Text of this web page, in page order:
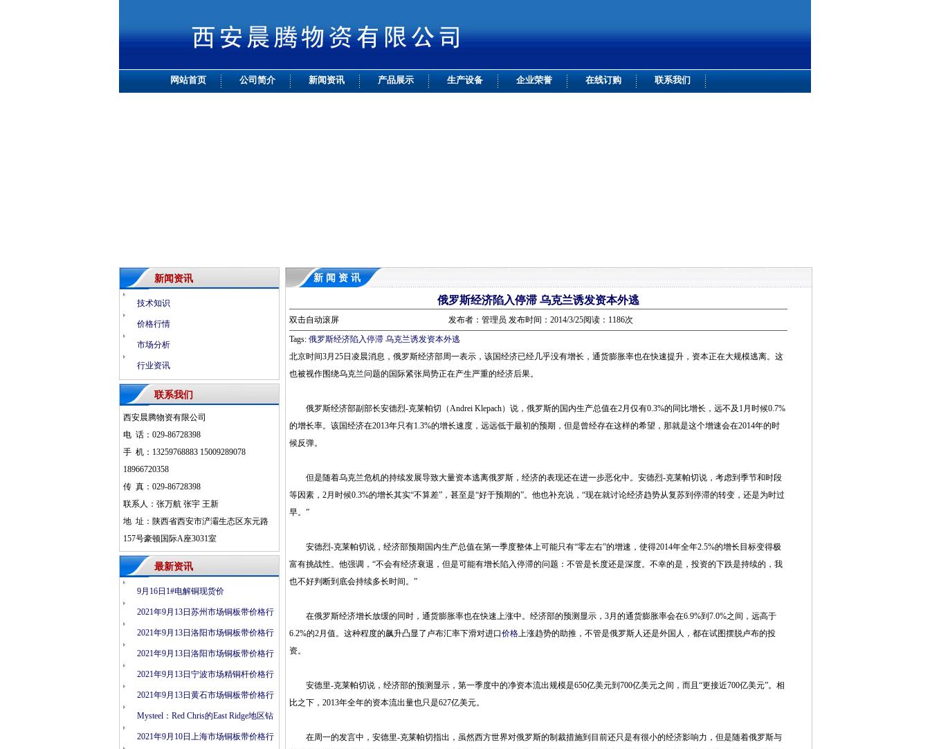
网站首页 公司简介 新闻资讯 产品展示 生产设备 企业荣誉 在线订购 联系我们
新闻资讯
技术知识
价格行情
市场分析
行业资讯
联系我们
西安晨腾物资有限公司
电 话：029-86728398
手 机：13259768883 15009289078
18966720358
传 真：029-86728398
联系人：张万航 张宇 王新
地 址：陕西省西安市浐灞生态区东元路
157号豪顿国际A座3031室
最新资讯
9月16日1#电解铜现货价
2021年9月13日苏州市场铜板带价格行
情
2021年9月13日洛阳市场铜板带价格行
情
2021年9月13日洛阳市场铜板带价格行
情
2021年9月13日宁波市场精铜杆价格行
情
2021年9月13日黄石市场铜板带价格行
情
Mysteel：Red Chris的East Ridge地区钻
探结果表明矿化连续性
2021年9月10日上海市场铜板带价格行
新 闻 资 讯
俄罗斯经济陷入停滞 乌克兰诱发资本外逃
双击自动滚屏
发布者：管理员 发布时间：2014/3/25阅读：1186次
Tags: 俄罗斯经济陷入停滞 乌克兰诱发资本外逃
北京时间3月25日凌晨消息，俄罗斯经济部周一表示，该国经济已经几乎没有增长，通货膨胀率也在快速提升，资本正在大规模逃离。这
也被视作围绕乌克兰问题的国际紧张局势正在产生严重的经济后果。
俄罗斯经济部副部长安德烈-克莱帕切（Andrei Klepach）说，俄罗斯的国内生产总值在2月仅有0.3%的同比增长，远不及1月时候0.7%
的增长率。该国经济在2013年只有1.3%的增长速度，远远低于最初的预期，但是曾经存在这样的希望，那就是这个增速会在2014年的时
候反弹。
但是随着乌克兰危机的持续发展导致大量资本逃离俄罗斯，经济的表现还在进一步恶化中。安德烈-克莱帕切说，考虑到季节和时段
等因素，2月时候0.3%的增长其实“不算差”，甚至是“好于预期的”。他也补充说，“现在就讨论经济趋势从复苏到停滞的转变，还是为时过
早。”
安德烈-克莱帕切说，经济部预期国内生产总值在第一季度整体上可能只有“零左右”的增速，使得2014年全年2.5%的增长目标变得极
富有挑战性。他强调，“不会有经济衰退，但是可能有增长陷入停滞的问题：不管是长度还是深度。不幸的是，投资的下跌是持续的，我
也不好判断到底会持续多长时间。”
在俄罗斯经济增长放缓的同时，通货膨胀率也在快速上涨中。经济部的预测显示，3月的通货膨胀率会在6.9%到7.0%之间，远高于
6.2%的2月值。这种程度的飙升凸显了卢布汇率下滑对进口价格上涨趋势的助推，不管是俄罗斯人还是外国人，都在试图摆脱卢布的投
资。
安德里-克莱帕切说，经济部的预测显示，第一季度中的净资本流出规模是650亿美元到700亿美元之间，而且“更接近700亿美元”。相
比之下，2013年全年的资本流出量也只是627亿美元。
在周一的发言中，安德里-克莱帕切指出，虽然西方世界对俄罗斯的制裁措施到目前还只是有很小的经济影响力，但是随着俄罗斯与